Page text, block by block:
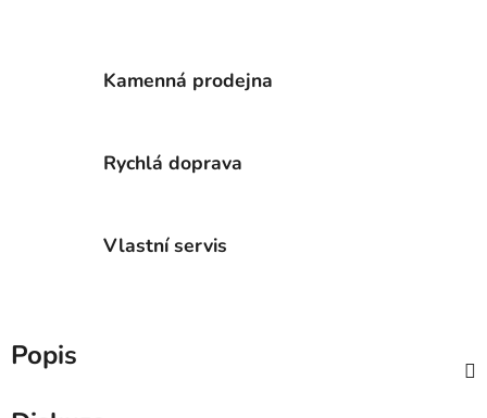
Kamenná prodejna
Rychlá doprava
Vlastní servis
Popis